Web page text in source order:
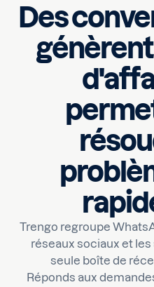
Des
Trengo regroupe
réseaux sociaux et
seule boîte de
Réponds aux